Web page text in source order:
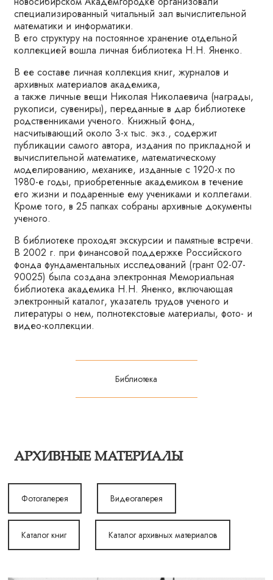
специализированный читальный зал вычислительной
математики и информатики.
В его структуру на постоянное хранение отдельной
коллекцией вошла личная библиотека Н.Н. Яненко.
В ее составе личная коллекция книг, журналов и
архивных материалов академика,
а также личные вещи Николая Николаевича (награды,
рукописи, сувениры), переданные в дар библиотеке
родственниками ученого. Книжный фонд,
насчитывающий около 3-х тыс. экз., содержит
публикации самого автора, издания по прикладной и
вычислительной математике, математическому
моделированию, механике, изданные с 1920-х по
1980-е годы, приобретенные академиком в течение
его жизни и подаренные ему учениками и коллегами.
Кроме того, в 25 папках собраны архивные документы
ученого.
В библиотеке проходят экскурсии и памятные встречи.
В 2002 г. при финансовой поддержке Российского
фонда фундаментальных исследований (грант 02-07-
90025) была создана электронная Мемориальная
библиотека академика Н.Н. Яненко, включающая
электронный каталог, указатель трудов ученого и
литературы о нем, полнотекстовые материалы, фото- и
видео-коллекции.
Библиотека
АРХИВНЫЕ МАТЕРИАЛЫ
Фотогалерея Видеогалерея
Каталог книг Каталог архивных материалов